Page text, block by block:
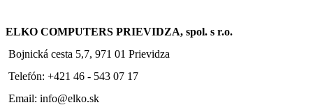
ELKO COMPUTERS PRIEVIDZA, spol. s r.o.
Bojnická cesta 5,7, 971 01 Prievidza
Telefón: +421 46 - 543 07 17
Email: info@elko.sk